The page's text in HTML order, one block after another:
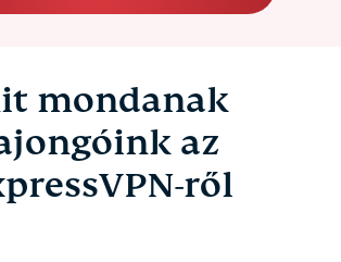
mondanak
az
ről